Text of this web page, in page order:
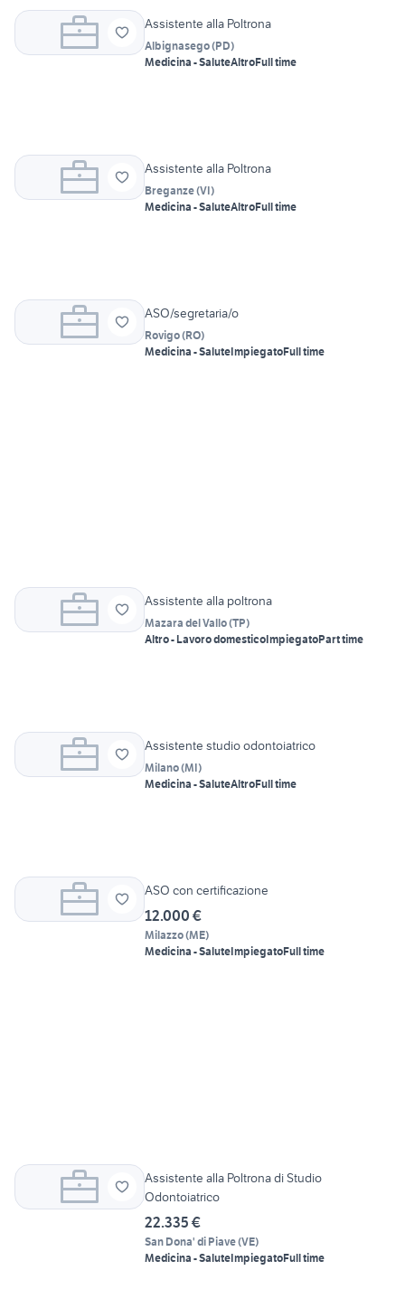
Assistente alla Poltrona
Albignasego(PD)
Medicina - SaluteAltroFull time
Assistente alla Poltrona
Breganze(VI)
Medicina - SaluteAltroFull time
ASO/segretaria/o
Rovigo(RO)
Medicina - SaluteImpiegatoFull time
Assistente alla poltrona
Mazara del Vallo(TP)
Altro - Lavoro domesticoImpiegatoPart time
Assistente studio odontoiatrico
Milano(MI)
Medicina - SaluteAltroFull time
ASO con certificazione
12.000 €
Milazzo(ME)
Medicina - SaluteImpiegatoFull time
Assistente alla Poltrona di Studio
Odontoiatrico
22.335 €
San Dona' di Piave(VE)
Medicina - SaluteImpiegatoFull time